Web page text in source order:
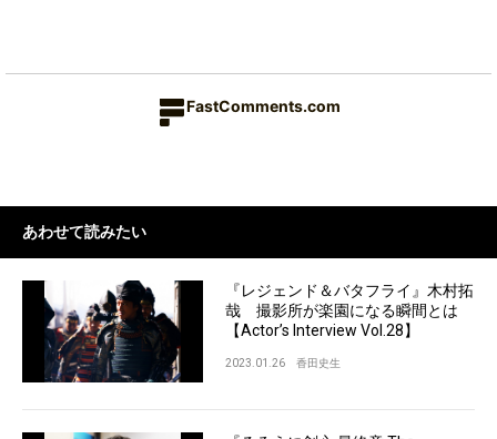
FastComments.com
あわせて読みたい
『レジェンド＆バタフライ』木村拓
哉 撮影所が楽園になる瞬間とは
【Actor’s Interview Vol.28】
2023.01.26 香田史生